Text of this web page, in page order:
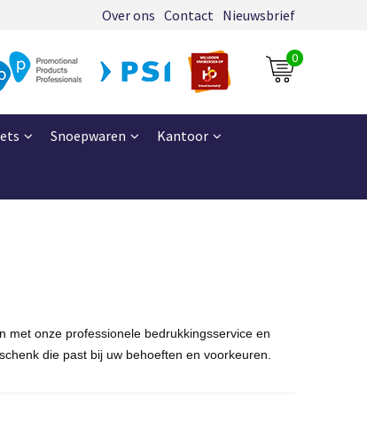
Over ons Contact Nieuwsbrief
0
Snoepwaren Kantoor
met onze professionele bedrukkingsservice en
die past bij uw behoeften en voorkeuren.